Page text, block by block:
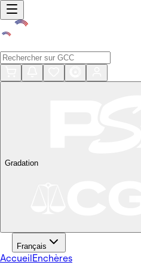
Gradation
Français
AccueilEnchères